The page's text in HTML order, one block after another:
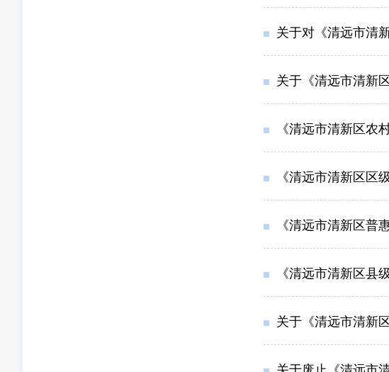
关于对《清远市清
关于《清远市清新
《清远市清新区农
《清远市清新区区
《清远市清新区普
《清远市清新区县
关于《清远市清新